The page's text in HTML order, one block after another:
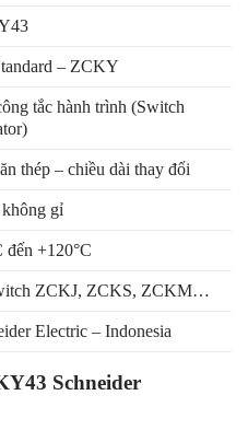
– ZCKY
tắc hành trình (Switch
thép – chiều dài thay đổi
gỉ
đến +120°C
ZCKJ, ZCKS, ZCKM…
Electric – Indonesia
Schneider